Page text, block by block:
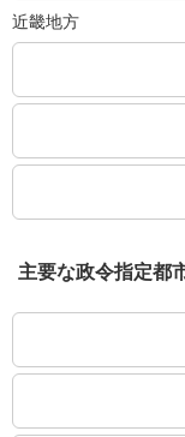
近畿地方
主要な政令指定都